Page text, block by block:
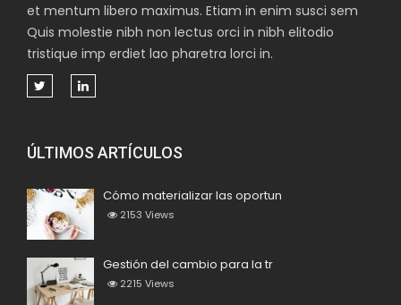
et mentum libero maximus. Etiam in enim susci sem
Quis molestie nibh non lectus orci in nibh elitodio
tristique imp erdiet lao pharetra lorci in.
ÚLTIMOS ARTÍCULOS
Cómo materializar las oportun
2153 Views
Gestión del cambio para la tr
2215 Views